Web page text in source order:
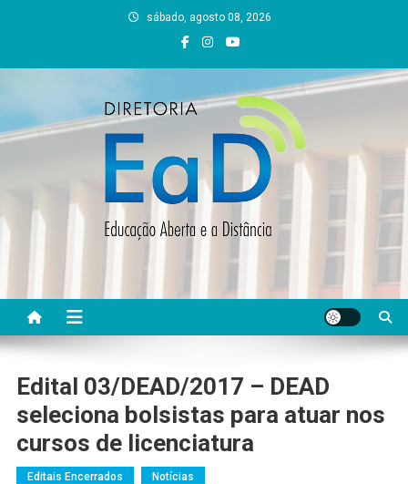
sábado, agosto 08, 2026
DEAD UFVJM
Edital 03/DEAD/2017 – DEAD
seleciona bolsistas para atuar nos
cursos de licenciatura
Editais Encerrados Notícias